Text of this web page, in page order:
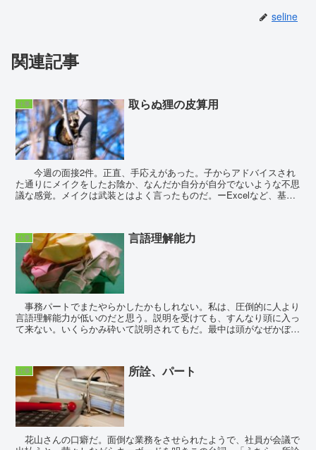
seline
関連記事
仕事 取らぬ狸の皮算用
今週の面接2件。正直、手応えがあった。子からアドバイスされ
た通りにメイクをしたお陰か、なんだか自分が自分でないような不思
議な感覚。メイクは武装とはよく言ったものだ。ーExcelなど、基本
仕事 言語理解能力
事務パートでまたやらかしたかもしれない。私は、圧倒的に人より
言語理解能力が低いのだと思う。説明を受けても、すんなり頭に入っ
て来ない。いくらかみ砕いて説明されてもだ。最中は頭がなぜかぼー
仕事 所詮、パート
花山さんの口癖だ。面倒な業務をさせられたようで、社員が会議で